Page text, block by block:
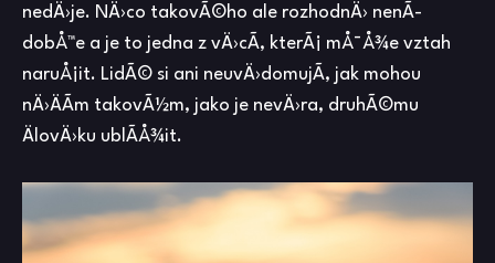
nedÄ›je. NÄ›co takovÃ©ho ale rozhodnÄ› nenÃ­
dobÅ™e a je to jedna z vÄ›cÃ­, kterÃ¡ mÅ¯Å¾e vztah
naruÅ¡it. LidÃ© si ani neuvÄ›domujÃ­, jak mohou
nÄ›ÄÃ­m takovÃ½m, jako je nevÄ›ra, druhÃ©mu
ÄlovÄ›ku ublÃ­Å¾it.